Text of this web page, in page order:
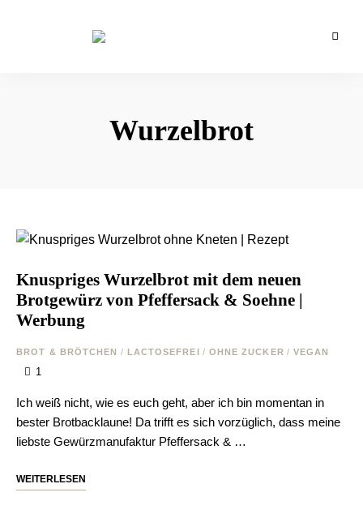
Wurzelbrot
Knuspriges Wurzelbrot mit dem neuen
Brotgewürz von Pfeffersack & Soehne |
Werbung
BROT & BRÖTCHEN / LACTOSEFREI / OHNE ZUCKER / VEGAN
1
Ich weiß nicht, wie es euch geht, aber ich bin momentan in
bester Brotbacklaune! Da trifft es sich vorzüglich, dass meine
liebste Gewürzmanufaktur Pfeffersack & …
WEITERLESEN